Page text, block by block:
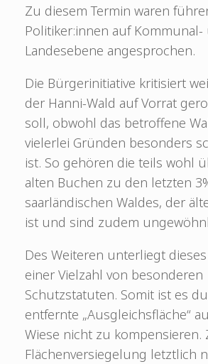
Zu diesem Termin waren
Politiker:innen auf Kommunal-
Landesebene angesprochen.
Die Bürgerinitiative kritisiert
der Hanni-Wald auf Vorrat
soll, obwohl das betroffene
vielerlei Gründen besonders
ist. So gehören die teils wohl
alten Buchen zu den letzten
saarländischen Waldes, der
ist und sind zudem
Des Weiteren unterliegt
einer Vielzahl von besonderen
Schutzstatuten. Somit ist es
entfernte „Ausgleichsfläche“
Wiese nicht zu kompensieren.
Flächenversiegelung letztlich